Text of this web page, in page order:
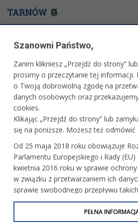
Konferencja prasowa w ramach akcji montowania
WARTO ZOBACZYĆ
KONFERENCJA PRASOWA W
MONTOWANIA STOJAKÓW
TARNÓW PRZYJAZNY
Szanowni Państwo,
Zanim klikniesz „Przejdź do strony”
prosimy o przeczytanie tej informacji.
o Twoją dobrowolną zgodę na
danych osobowych oraz
cookies.
Klikając „Przejdź do strony” lub
się na poniższe. Możesz też odmówić
Od 25 maja 2018 roku obowiązuje
Parlamentu Europejskiego i Rady
kwietnia 2016 roku w sprawie
w związku z przetwarzaniem ich
sprawie swobodnego przepływu
uchylenia dyrektywy 95/46/WE
lub Ogólne Rozporządzenie o
PEŁNA